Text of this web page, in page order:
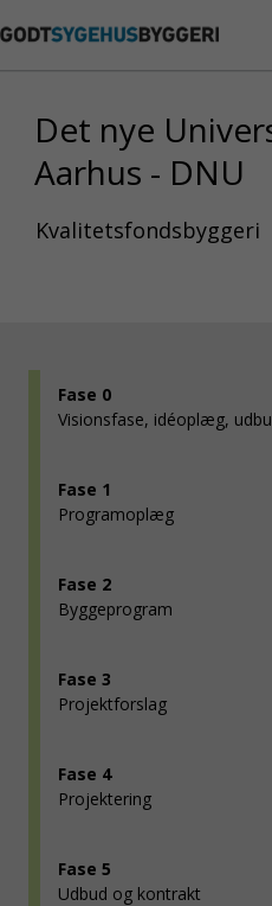
til
Det nye
Aarhus - DNU
Kvalitetsfondsbyggeri
Fase 0
Visions­fase, idé­oplæg,
Fase 1
Program­oplæg
Fase 2
Bygge­program
Fase 3
Projekt­forslag
Fase 4
Projek­tering
Fase 5
Udbud og kon­trakt